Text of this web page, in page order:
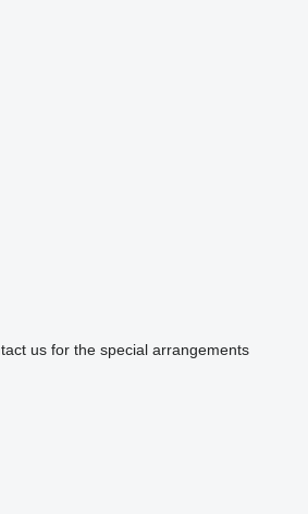
us for the special arrangements